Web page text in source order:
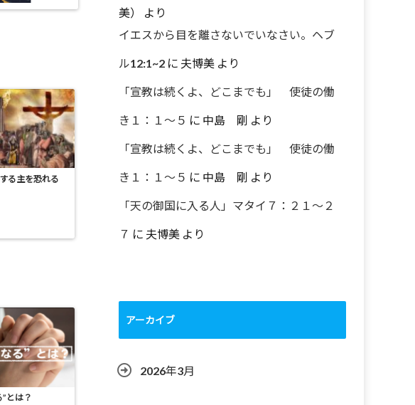
る主を恐れる
とは？
美）
より
イエスから目を離さないでいなさい。ヘブ
ル12:1~2 に 夫博美 より
「宣教は続くよ、どこまでも」 使徒の働
き１：１～５ に 中島 剛 より
「宣教は続くよ、どこまでも」 使徒の働
き１：１～５ に 中島 剛 より
「天の御国に入る人」マタイ７：２１～２
７ に 夫博美 より
アーカイブ
2026年3月